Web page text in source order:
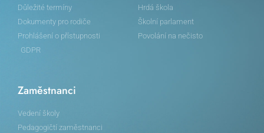
Důležité termíny
Dokumenty pro rodiče
Prohlášení o přístupnosti
GDPR
Hrdá škola
Školní parlament
Povolání na nečisto
Zaměstnanci
Vedení školy
Pedagogičtí zaměstnanci